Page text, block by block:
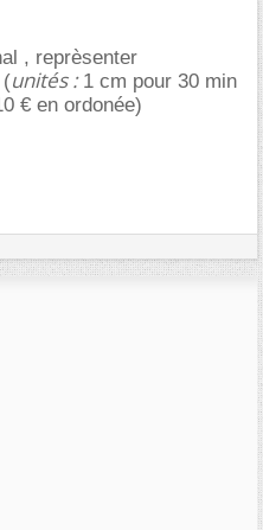
, reprèsenter
(unités :1 cm pour 30 min
€ en ordonée)